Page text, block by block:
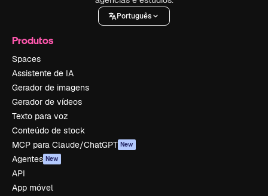
Português
Produtos
Spaces
Assistente de IA
Gerador de imagens
Gerador de vídeos
Texto para voz
Conteúdo de stock
MCP para Claude/ChatGPT New
Agentes New
API
App móvel